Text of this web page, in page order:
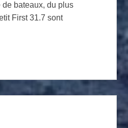
de bateaux, du plus
First 31.7 sont